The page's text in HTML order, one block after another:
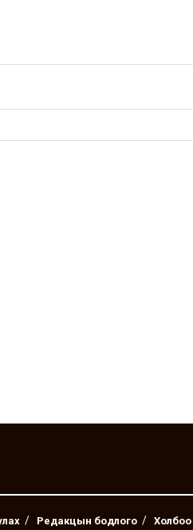
Редакцын бодлого